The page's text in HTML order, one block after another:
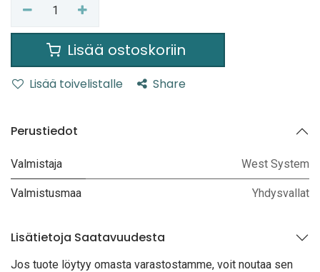
Lisää ostoskoriin
Lisää toivelistalle Share
Perustiedot
Valmistaja West System
Valmistusmaa Yhdysvallat
Lisätietoja Saatavuudesta
Jos tuote löytyy omasta varastostamme, voit noutaa sen